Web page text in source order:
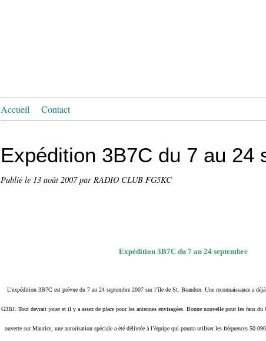
Accueil Contact
Expédition 3B7C du 7 au 24
Publié le 13 août 2007par RADIO CLUB FG5KC
Expédition 3B7C du 7 au 24 septembre
L'expédition 3B7C est prévue du 7 au 24 septembre 2007 sur l’île de St. Brandon. Une reconnaissance a
G3BJ. Tout devrait jouer et il y a assez de place pour les antennes envisagées. Bonne nouvelle pour les fans du
ouverte sur Maurice, une autorisation spéciale a été délivrée à l’équipe qui pourra utiliser les fréquences